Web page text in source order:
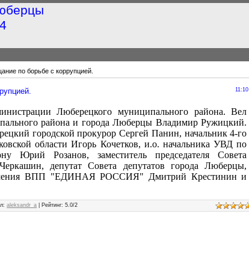
по борьбе с коррупцией.
11:10
Люберецкого муниципального района. Вел
района и города Люберцы Владимир Ружицкий.
городской прокурор Сергей Панин, начальник 4-го
области Игорь Кочетков, и.о. начальника УВД по
Юрий Розанов, заместитель председателя Совета
депутат Совета депутатов города Люберцы,
ВПП "ЕДИНАЯ РОССИЯ" Дмитрий Крестинин и
:aleksandr_a Рейтинг:5.0/2